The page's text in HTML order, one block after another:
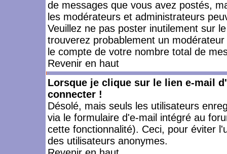
de messages que vous avez postés,
les modérateurs et administrateurs
Veuillez ne pas poster inutilement sur
trouverez probablement un
le compte de votre nombre total de
Revenir en haut
Lorsque je clique sur le lien e-mail
connecter !
Désolé, mais seuls les utilisateurs
via le formulaire d'e-mail intégré au
cette fonctionnalité). Ceci, pour éviter
des utilisateurs anonymes.